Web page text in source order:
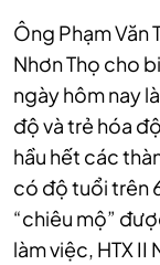
Ông Phạm Văn
Nhơn Thọ cho
ngày hôm nay
độ và trẻ hóa
hầu hết các
có độ tuổi trên
“chiêu mộ”
làm việc, HTX II